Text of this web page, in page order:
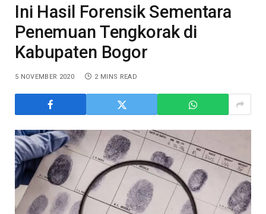
Ini Hasil Forensik Sementara
Penemuan Tengkorak di
Kabupaten Bogor
5 NOVEMBER 2020 2 MINS READ